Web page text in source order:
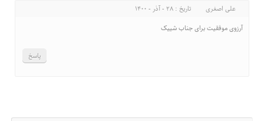
علی اصغری
تاریخ : 28 - آذر - 1400
آرزوی موفقیت برای جناب شییک
پاسخ